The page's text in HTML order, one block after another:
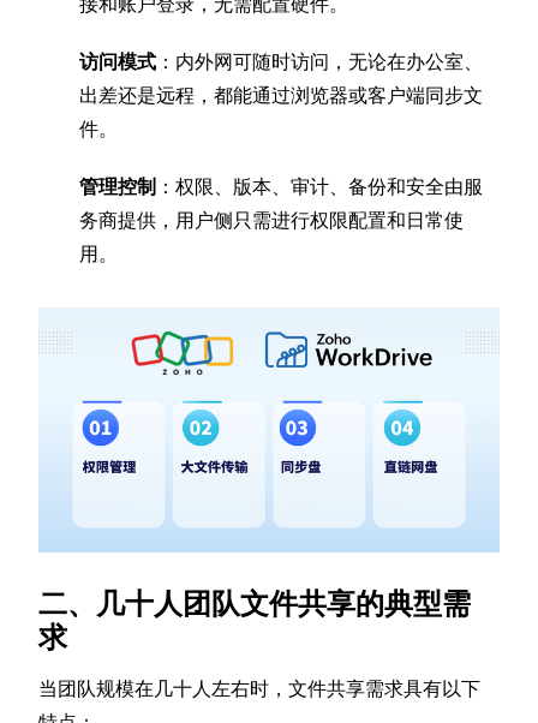
访问模式 ：内外网可随时访问，无论在办公室、
出差还是远程，都能通过浏览器或客户端同步文
件。
管理控制 ：权限、版本、审计、备份和安全由服
务商提供，用户侧只需进行权限配置和日常使
用。
二、几十人团队文件共享的典型需
求
当团队规模在几十人左右时，文件共享需求具有以下